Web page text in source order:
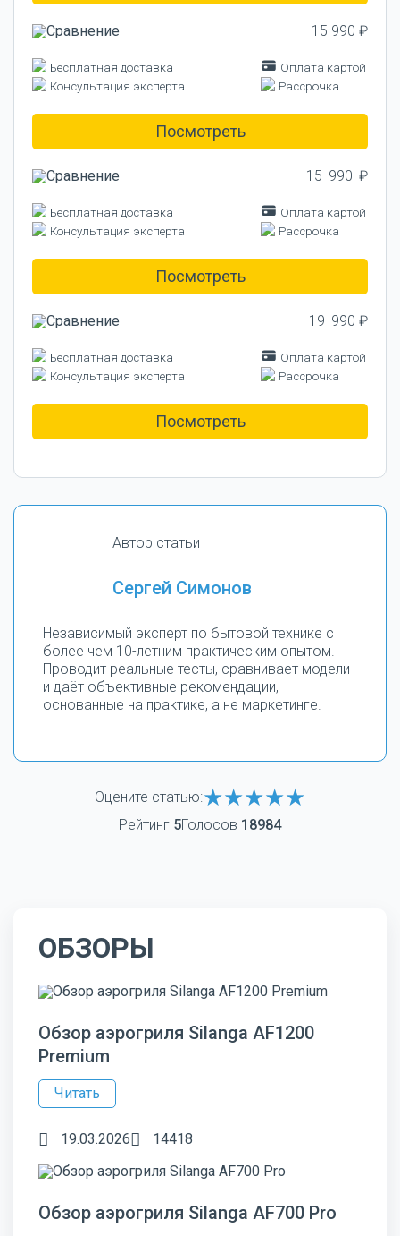
15 990 ₽
Бесплатная доставка
Оплата картой
Консультация эксперта
Рассрочка
Посмотреть
15 990 ₽
Бесплатная доставка
Оплата картой
Консультация эксперта
Рассрочка
Посмотреть
19 990 ₽
Бесплатная доставка
Оплата картой
Консультация эксперта
Рассрочка
Посмотреть
Автор статьи
Сергей Симонов
Независимый эксперт по бытовой технике с
более чем 10-летним практическим опытом.
Проводит реальные тесты, сравнивает модели
и даёт объективные рекомендации,
основанные на практике, а не маркетинге.
Оцените статью:
Рейтинг 5Голосов 18984
ОБЗОРЫ
Обзор аэрогриля Silanga AF1200
Premium
Читать
19.03.2026 14418
Обзор аэрогриля Silanga AF700 Pro